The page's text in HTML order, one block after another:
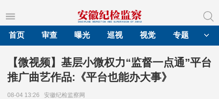
首页
审查 曝光 巡视 视觉 专题
【微视频】基层小微权力“监督一点通”平台
推广曲艺作品:《平台也能办大事》
08-04 13:26 安徽纪检监察网